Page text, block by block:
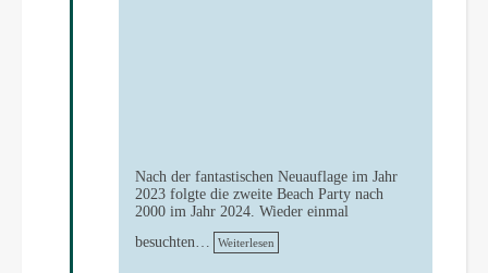
Nach der fantastischen Neuauflage im Jahr
2023 folgte die zweite Beach Party nach
2000 im Jahr 2024. Wieder einmal
besuchten…
Weiterlesen